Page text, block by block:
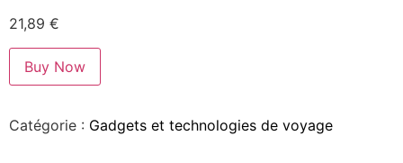
21,89 €
Buy Now
Catégorie : Gadgets et technologies de voyage